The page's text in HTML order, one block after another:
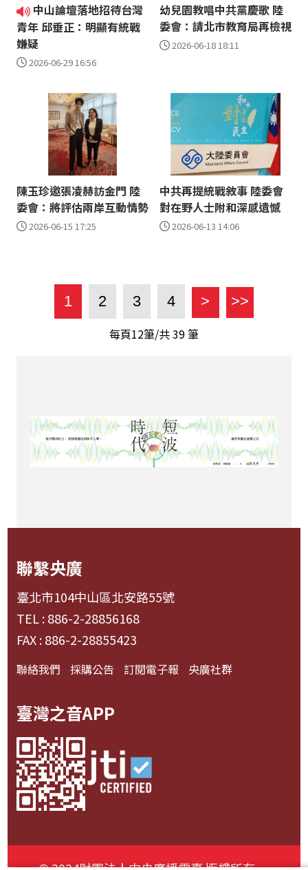
中山論壇落地招待台灣
青年 邱垂正：明顯有統戰
嫌疑
2026-06-29 16:56
幼兒園教唱中共黨慶歌 陸
委會：請北市教育局再檢視
2026-06-18 18:11
陳玉珍邀張凌赫訪金門 陸
委會：將評估兩岸互動情勢
2026-06-15 17:25
中共再提統戰敘事 陸委會
對在野人士附和深感遺憾
2026-06-13 14:06
1 2 3 4 > >>
每頁12筆/共39筆
聯繫央廣
臺北市104中山區北安路55號
TEL : 886-2-28856168
FAX : 886-2-28855423
聯絡我們 採購公告 訂閱電子報 央廣社群
臺灣之音APP